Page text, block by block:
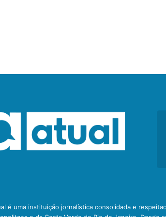
é uma instituição jornalística consolidada e